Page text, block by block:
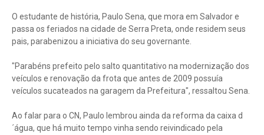
O estudante de história, Paulo Sena, que mora em Salvador e
passa os feriados na cidade de Serra Preta, onde residem seus
pais, parabenizou a iniciativa do seu governante.
"Parabéns prefeito pelo salto quantitativo na modernização dos
veículos e renovação da frota que antes de 2009 possuía
veículos sucateados na garagem da Prefeitura", ressaltou Sena.
Ao falar para o CN, Paulo lembrou ainda da reforma da caixa d
´água, que há muito tempo vinha sendo reivindicado pela